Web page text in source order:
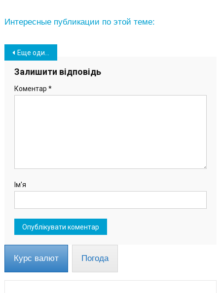
Интересные публикации по этой теме:
Навігація
записів
Еще один игровой комплекс для детей смонтировали в Южном (фото)
Залишити відповідь
Коментар *
Ім'я
Курс валют Погода